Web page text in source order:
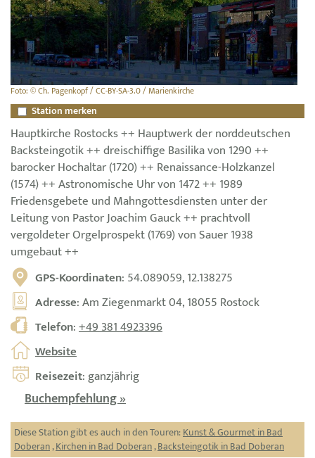
Foto: © Ch. Pagenkopf / CC-BY-SA-3.0 / Marienkirche
Station merken
Hauptkirche Rostocks ++ Hauptwerk der norddeutschen
Backsteingotik ++ dreischiffige Basilika von 1290 ++
barocker Hochaltar (1720) ++ Renaissance-Holzkanzel
(1574) ++ Astronomische Uhr von 1472 ++ 1989
Friedensgebete und Mahngottesdiensten unter der
Leitung von Pastor Joachim Gauck ++ prachtvoll
vergoldeter Orgelprospekt (1769) von Sauer 1938
umgebaut ++
GPS-Koordinaten: 54.089059, 12.138275
Adresse: Am Ziegenmarkt 04, 18055 Rostock
Telefon:+49 381 4923396
Website
Reisezeit: ganzjährig
Buchempfehlung »
Diese Station gibt es auch in den Touren:Kunst & Gourmet in Bad
Doberan,Kirchen in Bad Doberan,Backsteingotik in Bad Doberan